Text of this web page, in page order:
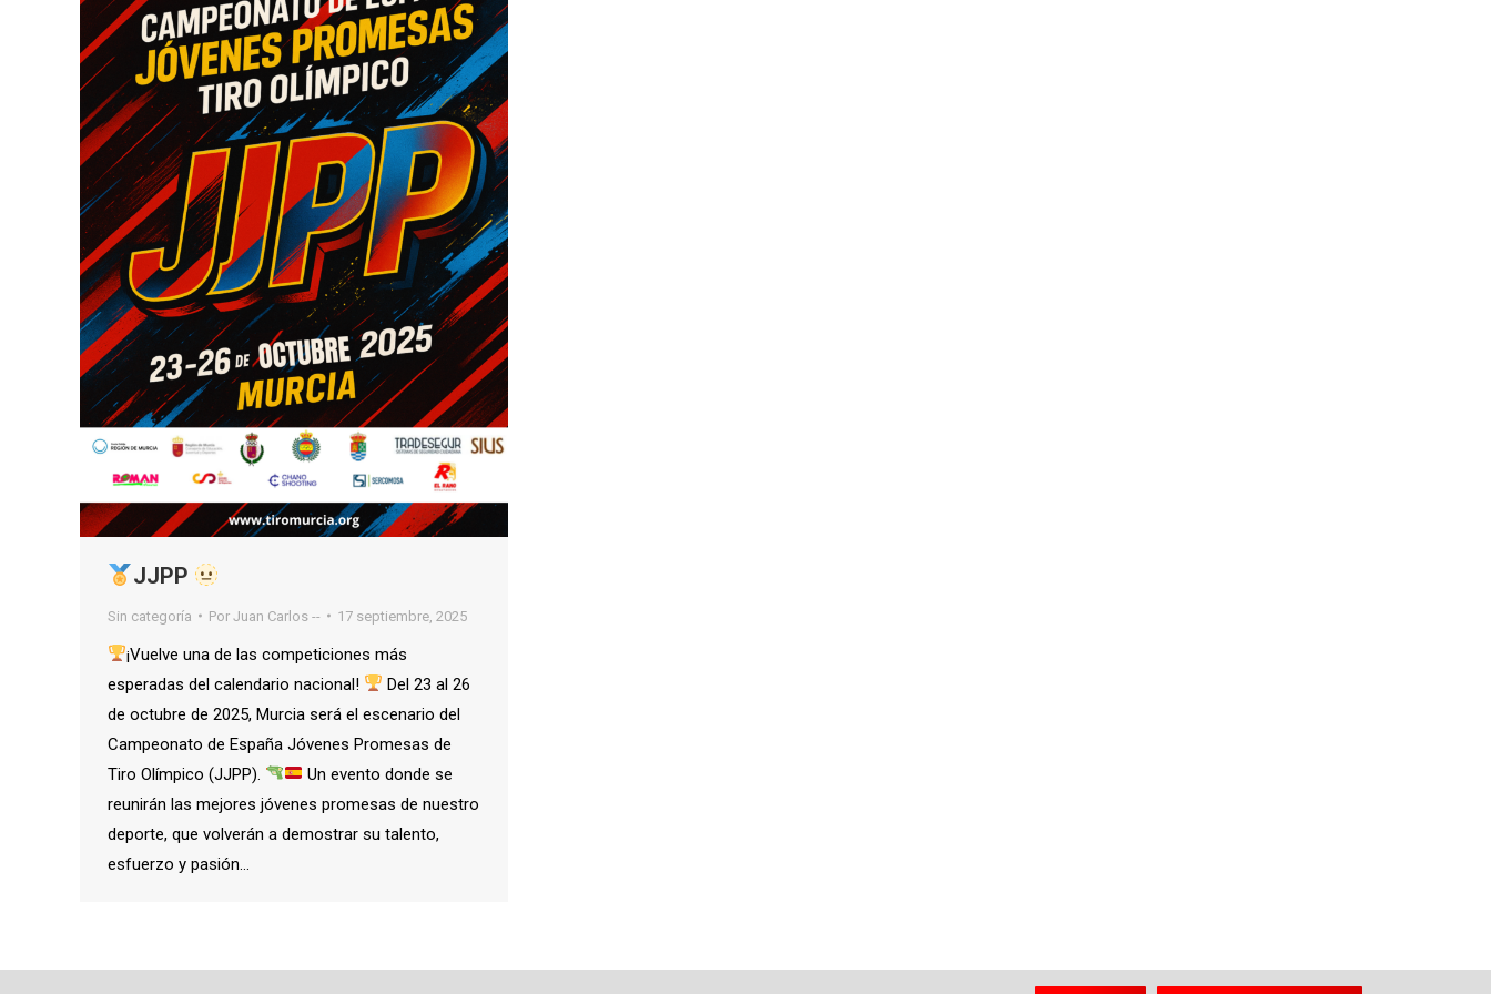
JJPP
Sin categoría Por Juan Carlos -- 17 septiembre, 2025
¡Vuelve una de las competiciones más
esperadas del calendario nacional!
Del 23 al 26
de octubre de 2025, Murcia será el escenario del
Campeonato de España Jóvenes Promesas de
Tiro Olímpico (JJPP).
Un evento donde se
reunirán las mejores jóvenes promesas de nuestro
deporte, que volverán a demostrar su talento,
esfuerzo y pasión…